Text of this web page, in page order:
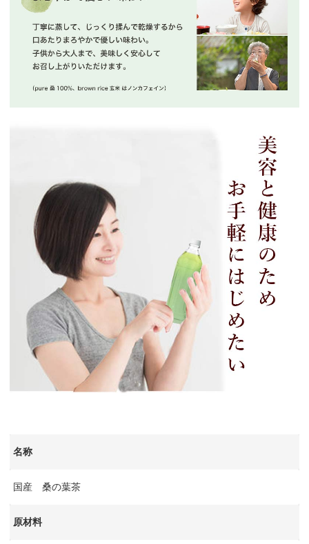
名称
国産 桑の葉茶
原材料